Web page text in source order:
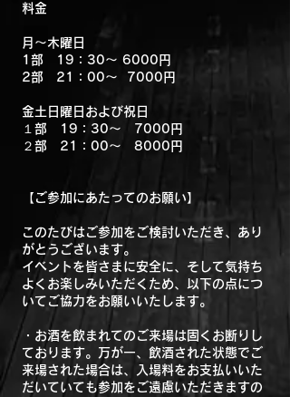
料金
月～木曜日
1部 19：30〜 6000円
2部 21：00〜 7000円
金土日曜日および祝日
１部 19：30〜 7000円
２部 21：00〜 8000円
【ご参加にあたってのお願い】
このたびはご参加をご検討いただき、あり
がとうございます。
イベントを皆さまに安全に、そして気持ち
よくお楽しみいただくため、以下の点につ
いてご協力をお願いいたします。
・お酒を飲まれてのご来場は固くお断りし
ております。万が一、飲酒された状態でご
来場された場合は、入場料をお支払いいた
だいていても参加をご遠慮いただきますの